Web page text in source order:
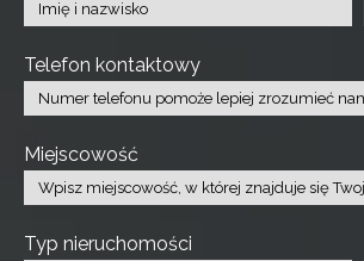
Telefon kontaktowy
Miejscowość
Typ nieruchomości